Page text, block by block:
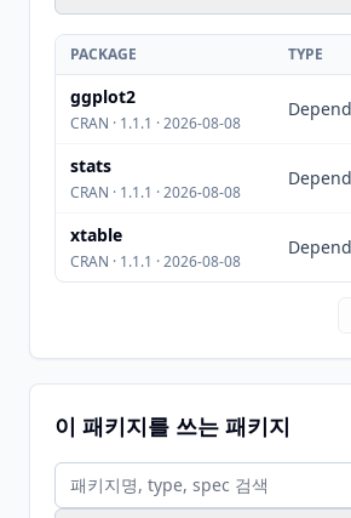
PACKAGE TYPE
ggplot2
CRAN · 1.1.1 · 2026-08-08
stats
CRAN · 1.1.1 · 2026-08-08
xtable
CRAN · 1.1.1 · 2026-08-08
이 패키지를 쓰는 패키지